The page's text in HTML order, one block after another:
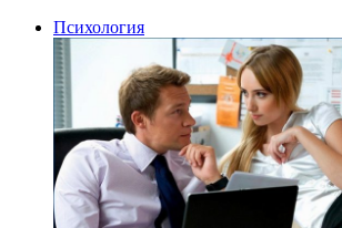
Психология